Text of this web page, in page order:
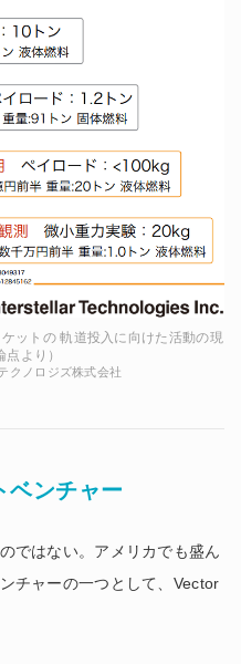
ットの 軌道投入に向けた活動の現
より）
クノロジズ株式会社
ベンチャー
ではない。アメリカでも盛ん
チャーの一つとして、Vector